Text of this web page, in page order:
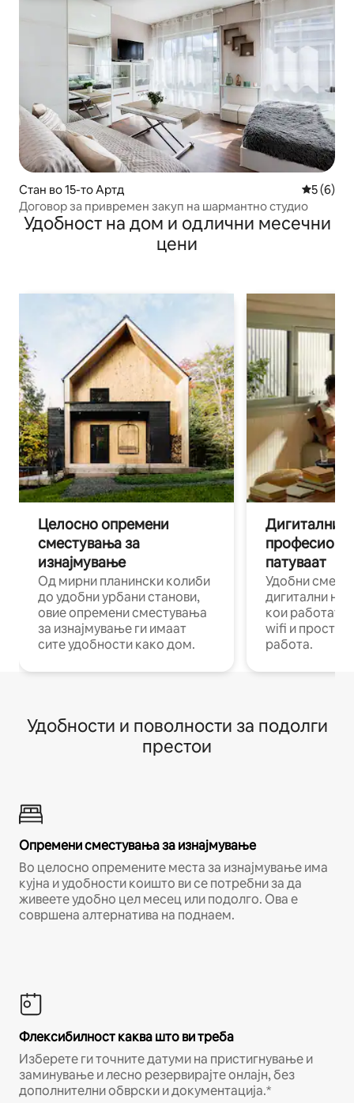
Стан во 15-то Артд
5 (6)
Договор за привремен закуп на шармантно студио
Удобност на дом и одлични месечни
цени
Целосно опремени
сместувања за
изнајмување
Од мирни планински колиби
до удобни урбани станови,
овие опремени сместувања
за изнајмување ги имаат
сите удобности како дом.
Дигитални
патуваат
Удобни
дигитални
кои работат
wifi и
работа.
Удобности и поволности за подолги
престои
Опремени сместувања за изнајмување
Во целосно опремените места за изнајмување има
кујна и удобности коишто ви се потребни за да
живеете удобно цел месец или подолго. Ова е
совршена алтернатива на поднаем.
Флексибилност каква што ви треба
Изберете ги точните датуми на пристигнување и
заминување и лесно резервирајте онлајн, без
дополнителни обврски и документација.*